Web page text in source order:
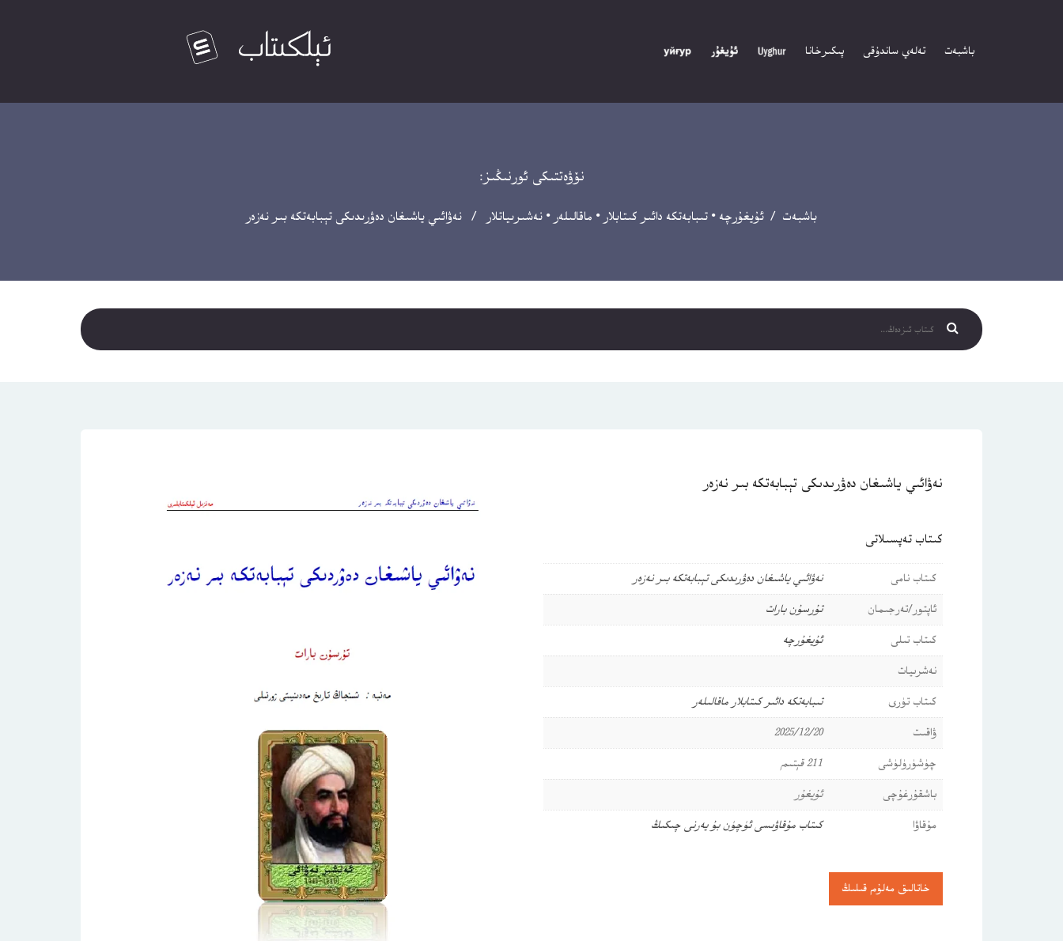
باشبەت تەلەي ساندۇقى پىكىرخانا
نۆۋەتتىكى ئورنىڭىز:
باشبەت / ئۇيغۇرچە • تىبابەتكە دائىر كىتابلار • ماقالىلەر • نەشىرىياتلار / نەۋائىي ياشىغان دەۋرىدىكى تېبابەتكە بىر نەزەر
نەۋائىي ياشىغان دەۋرىدىكى تېبابەتكە بىر نەزەر
كىتاب تەپسىلاتى
كىتاب نامى
نەۋائىي ياشىغان دەۋرىدىكى تېبابەتكە بىر نەزەر
ئاپتور/تەرجىمان
تۇرسۇن بارات
كىتاب تىلى
ئۇيغۇرچە
نەشرىيات
كىتاب تۈرى
تىبابەتكە دائىر كىتابلار ماقالىلەر
ۋاقىت
2025/12/20
چۈشۈرۈلۈشى
211 قېتىم
باشقۇرغۇچى
ئۇيغۇر
مۇقاۋا
كىتاب مۇقاۋىسى ئۈچۈن بۇ يەرنى چىكىڭ
خاتالىق مەلۇم قىلىڭ